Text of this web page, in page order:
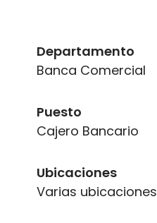
Departamento
Banca Comercial
Puesto
Cajero Bancario
Ubicaciones
Varias ubicaciones